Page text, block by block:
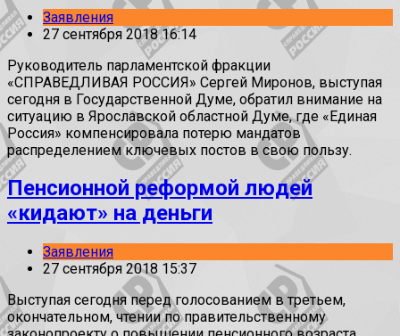
Заявления
27 сентября 2018 16:14
Руководитель парламентской фракции
«СПРАВЕДЛИВАЯ РОССИЯ» Сергей Миронов, выступая
сегодня в Государственной Думе, обратил внимание на
ситуацию в Ярославской областной Думе, где «Единая
Россия» компенсировала потерю мандатов
распределением ключевых постов в свою пользу.
Пенсионной реформой людей
«кидают» на деньги
Заявления
27 сентября 2018 15:37
Выступая сегодня перед голосованием в третьем,
окончательном, чтении по правительственному